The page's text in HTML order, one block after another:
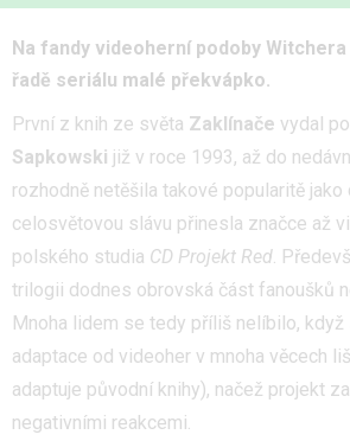
Na fandy videoherní podoby
řadě seriálu malé překvápko.
První z knih ze světa Zaklínače vydal
Sapkowski již v roce 1993, až do
rozhodně netěšila takové popularitě jako
celosvětovou slávu přinesla značce až
polského studia CD Projekt Red.
trilogii dodnes obrovská část fanoušků
Mnoha lidem se tedy příliš nelíbilo,
adaptace od videoher v mnoha věcech
adaptuje původní knihy), načež projekt
negativními reakcemi.